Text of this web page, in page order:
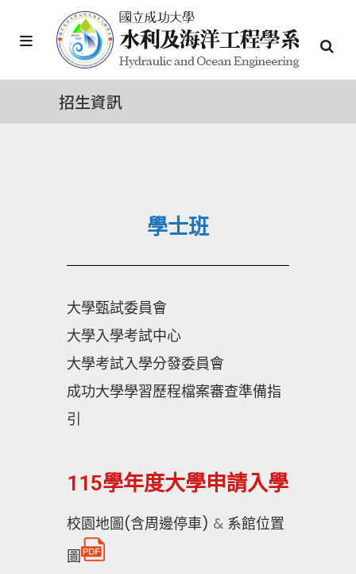
招生資訊
學士班
大學甄試委員會
大學入學考試中心
大學考試入學分發委員會
成功大學學習歷程檔案審查準備指
引
115學年度大學申請入學
校園地圖(含周邊停車) & 系館位置
圖